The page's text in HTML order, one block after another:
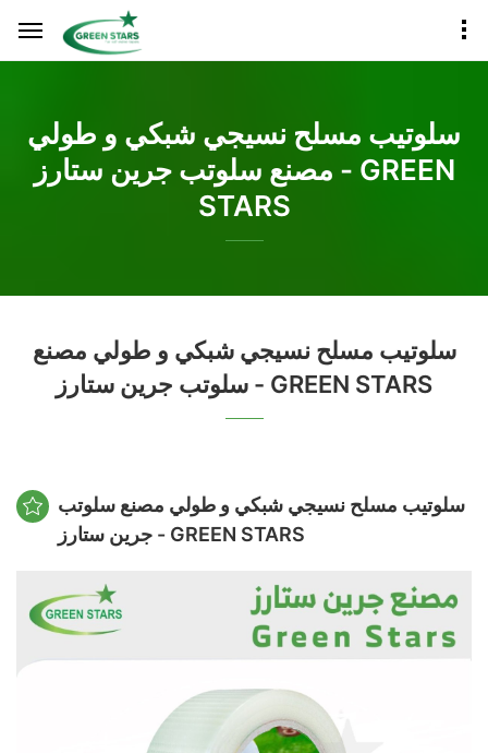
سلوتيب مسلح نسيجي شبكي و طولي
مصنع سلوتب جرين ستارز - GREEN
STARS
سلوتيب مسلح نسيجي شبكي و طولي مصنع
سلوتب جرين ستارز - GREEN STARS
سلوتيب مسلح نسيجي شبكي و طولي مصنع سلوتب
جرين ستارز - GREEN STARS